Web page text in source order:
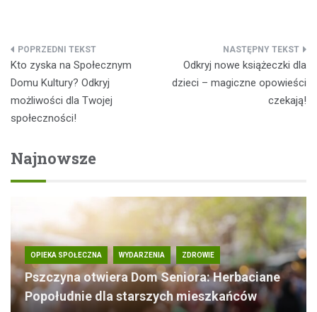
Nawigacja
wpisu
Kto zyska na Społecznym
Domu Kultury? Odkryj
możliwości dla Twojej
społeczności!
Odkryj nowe książeczki dla
dzieci – magiczne opowieści
czekają!
Najnowsze
OPIEKA SPOŁECZNA WYDARZENIA ZDROWIE
Pszczyna otwiera Dom Seniora: Herbaciane
Popołudnie dla starszych mieszkańców